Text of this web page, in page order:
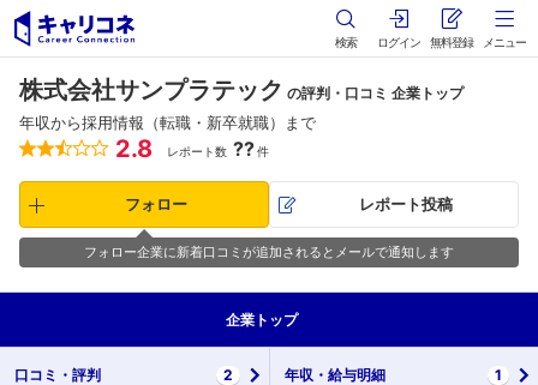
検索 ログイン 無料登録 メニュー
株式会社サンプラテック の評判・口コミ 企業トップ
年収から採用情報（転職・新卒就職）まで
2.8 レポート数 ??件
フォロー レポート投稿
フォロー企業に新着口コミが追加されるとメールで通知します
企業 トップ
口コミ・ 評判 2 年収・ 給与明細 1